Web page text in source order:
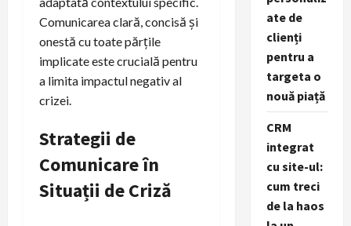
Comunicarea clară, concisă și
onestă cu toate părțile
implicate este crucială pentru
a limita impactul negativ al
crizei.
Strategii de
Comunicare în
Situații de Criză
ate de
clienți
pentru a
targeta o
nouă piață
CRM
integrat
cu site-ul:
cum treci
de la haos